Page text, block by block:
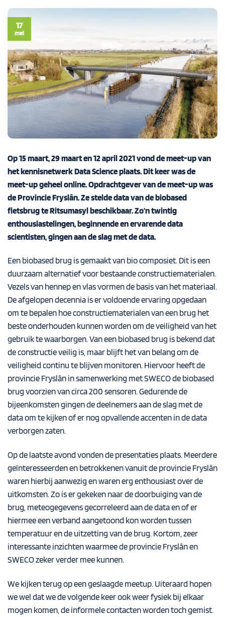
17
mei
Op 15 maart, 29 maart en 12 april 2021 vond de meet-up van
het kennisnetwerk Data Science plaats. Dit keer was de
meet-up geheel online. Opdrachtgever van de meet-up was
de Provincie Fryslân. Ze stelde data van de biobased
fietsbrug te Ritsumasyl beschikbaar. Zo’n twintig
enthousiastelingen, beginnende en ervarende data
scientisten, gingen aan de slag met de data.
Een biobased brug is gemaakt van bio composiet. Dit is een
duurzaam alternatief voor bestaande constructiematerialen.
Vezels van hennep en vlas vormen de basis van het materiaal.
De afgelopen decennia is er voldoende ervaring opgedaan
om te bepalen hoe constructiematerialen van een brug het
beste onderhouden kunnen worden om de veiligheid van het
gebruik te waarborgen. Van een biobased brug is bekend dat
de constructie veilig is, maar blijft het van belang om de
veiligheid continu te blijven monitoren. Hiervoor heeft de
provincie Fryslân in samenwerking met SWECO de biobased
brug voorzien van circa 200 sensoren. Gedurende de
bijeenkomsten gingen de deelnemers aan de slag met de
data om te kijken of er nog opvallende accenten in de data
verborgen zaten.
Op de laatste avond vonden de presentaties plaats. Meerdere
geïnteresseerden en betrokkenen vanuit de provincie Fryslân
waren hierbij aanwezig en waren erg enthousiast over de
uitkomsten. Zo is er gekeken naar de doorbuiging van de
brug, meteogegevens gecorreleerd aan de data en of er
hiermee een verband aangetoond kon worden tussen
temperatuur en de uitzetting van de brug. Kortom, zeer
interessante inzichten waarmee de provincie Fryslân en
SWECO zeker verder mee kunnen.
We kijken terug op een geslaagde meetup. Uiteraard hopen
we wel dat we de volgende keer ook weer fysiek bij elkaar
mogen komen, de informele contacten worden toch gemist.